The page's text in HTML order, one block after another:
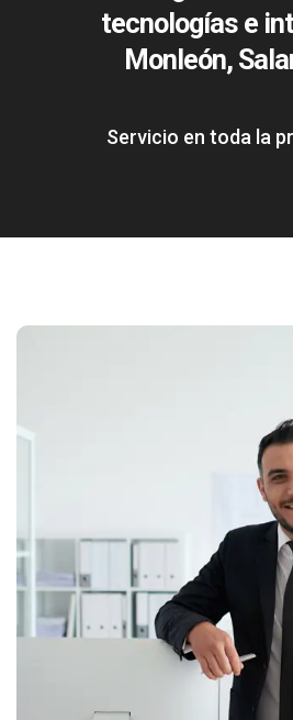
tecnologías e
Monleón,
Servicio en toda la